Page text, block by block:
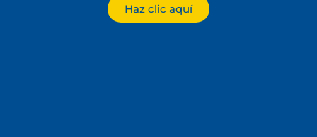
Haz clic aquí